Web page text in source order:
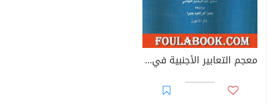
معجم التعابير الأجنبية في اللغة الإنجليزية